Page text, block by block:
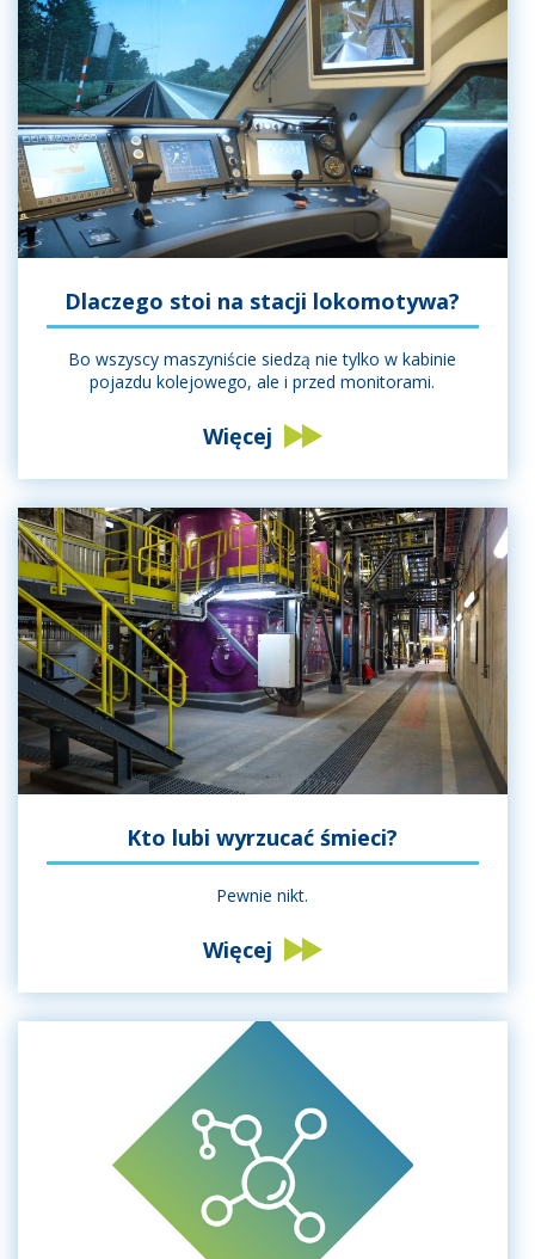
Dlaczego stoi na stacji lokomotywa?
Bo wszyscy maszyniście siedzą nie tylko w kabinie
pojazdu kolejowego, ale i przed monitorami.
Więcej
Kto lubi wyrzucać śmieci?
Pewnie nikt.
Więcej